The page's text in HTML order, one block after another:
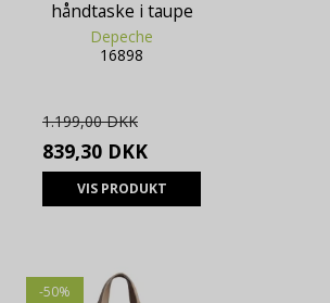
håndtaske i taupe
Depeche
16898
1.199,00 DKK
839,30 DKK
VIS PRODUKT
-50%